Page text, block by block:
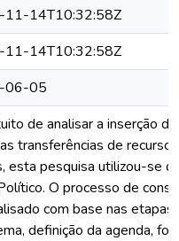
14T10:32:58Z
14T10:32:58Z
06-05
de analisar a inserção
transferências de
esta pesquisa utilizou-se
O processo de
com base nas
definição da agenda,